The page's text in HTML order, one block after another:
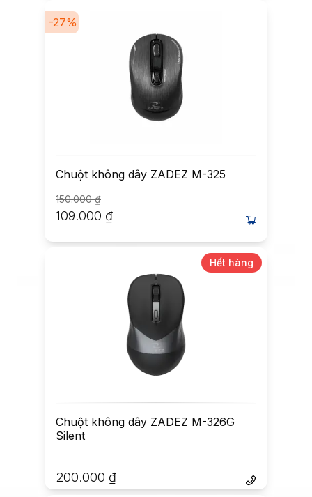
-27%
Chuột không dây ZADEZ M-325
150.000₫
109.000 ₫
Hết hàng
Chuột không dây ZADEZ M-326G
Silent
200.000 ₫